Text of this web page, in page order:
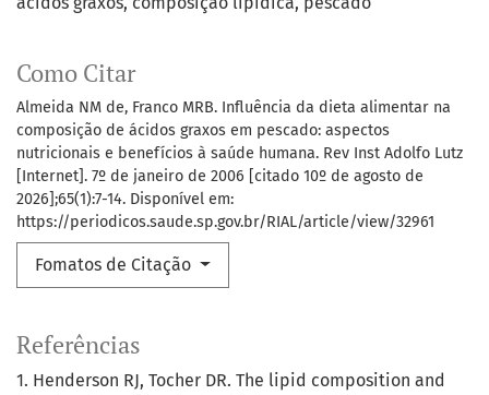
Como Citar
Almeida NM de, Franco MRB. Influência da dieta alimentar na
composição de ácidos graxos em pescado: aspectos
nutricionais e benefícios à saúde humana. Rev Inst Adolfo Lutz
[Internet]. 7º de janeiro de 2006 [citado 10º de agosto de
2026];65(1):7-14. Disponível em:
https://periodicos.saude.sp.gov.br/RIAL/article/view/32961
Fomatos de Citação
Referências
1. Henderson RJ, Tocher DR. The lipid composition and